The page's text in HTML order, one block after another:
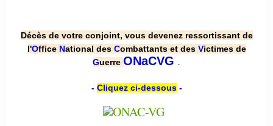
Décès de votre conjoint, vous devenez ressortissant de
l'Office National des Combattants et des Victimes de
Guerre ONaCVG .
- Cliquez ci-dessous-